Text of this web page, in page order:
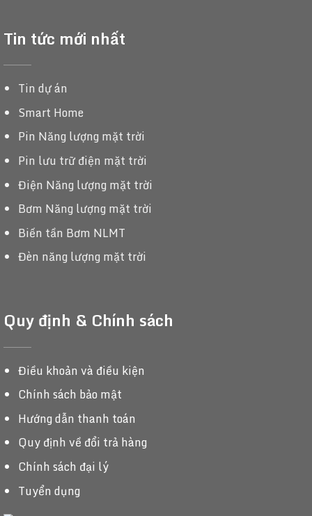
Tin tức mới nhất
Tin dự án
Smart Home
Pin Năng lượng mặt trời
Pin lưu trữ điện mặt trời
Điện Năng lượng mặt trời
Bơm Năng lượng mặt trời
Biến tần Bơm NLMT
Đèn năng lượng mặt trời
Quy định & Chính sách
Điều khoản và điều kiện
Chính sách bảo mật
Hướng dẫn thanh toán
Quy định về đổi trả hàng
Chính sách đại lý
Tuyển dụng